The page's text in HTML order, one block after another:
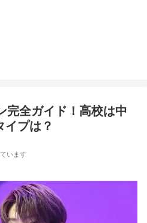
完全ガイド！高校は中
イプは？
います